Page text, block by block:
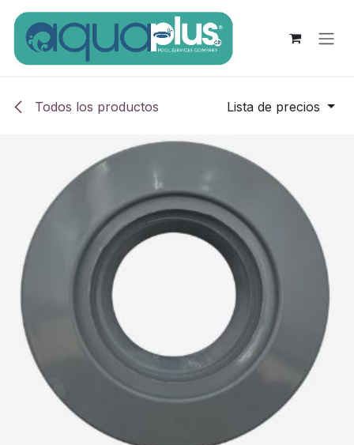
Ir al contenido
Todos los productos Lista de precios